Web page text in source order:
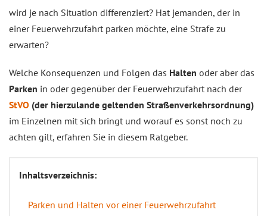
wird je nach Situation differenziert? Hat jemanden, der in
einer Feuerwehrzufahrt parken möchte, eine Strafe zu
erwarten?
Welche Konsequenzen und Folgen das Halten oder aber das
Parken in oder gegenüber der Feuerwehrzufahrt nach der
StVO (der hierzulande geltenden Straßenverkehrsordnung)
im Einzelnen mit sich bringt und worauf es sonst noch zu
achten gilt, erfahren Sie in diesem Ratgeber.
Inhaltsverzeichnis:
Parken und Halten vor einer Feuerwehrzufahrt